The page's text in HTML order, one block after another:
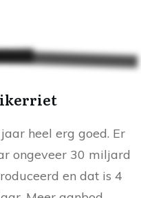
heel erg goed. Er
ongeveer 30 miljard
en dat is 4